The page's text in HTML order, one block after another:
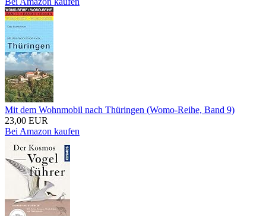
Mit dem Wohnmobil nach Thüringen (Womo-Reihe, Band 9)
23,00 EUR
Bei Amazon kaufen